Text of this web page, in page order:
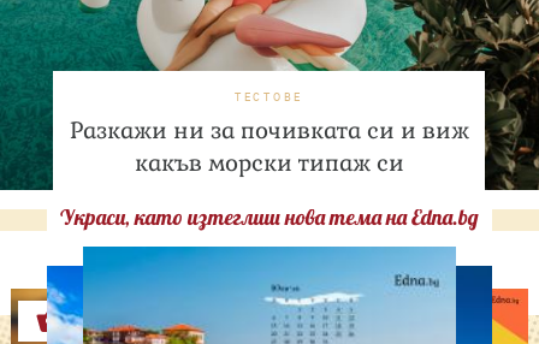
ТЕСТОВЕ
Разкажи ни за почивката си и виж
какъв морски типаж си
Украси, като изтеглиш нова тема на Edna.bg
Оферти